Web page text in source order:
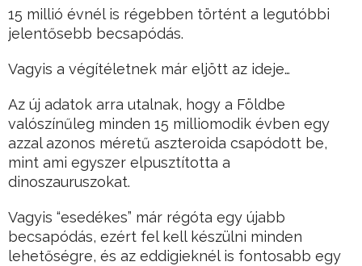
15 millió évnél is régebben történt a legutóbbi
jelentősebb becsapódás.
Vagyis a végítéletnek már eljött az ideje…
Az új adatok arra utalnak, hogy a Földbe
valószínűleg minden 15 milliomodik évben egy
azzal azonos méretű aszteroida csapódott be,
mint ami egyszer elpusztította a
dinoszauruszokat.
Vagyis “esedékes” már régóta egy újabb
becsapódás, ezért fel kell készülni minden
lehetőségre, és az eddigieknél is fontosabb egy